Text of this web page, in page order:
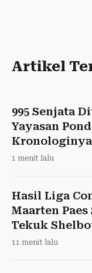
Artikel
995 Senjata
Yayasan
Kronologinya
1 menit lalu
Hasil Liga
Maarten
Tekuk
11 menit lalu